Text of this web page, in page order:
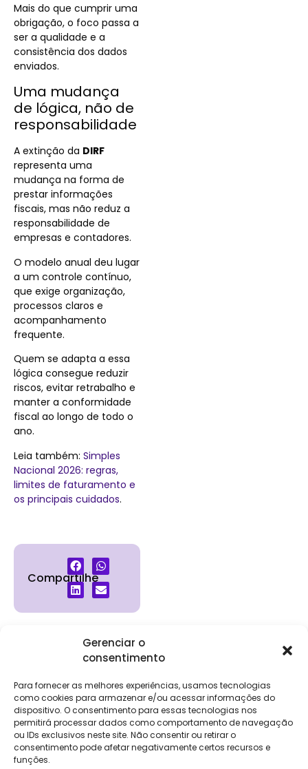
Gerenciar o
consentimento
Para fornecer as melhores experiências, usamos tecnologias
como cookies para armazenar e/ou acessar informações do
dispositivo. O consentimento para essas tecnologias nos
permitirá processar dados como comportamento de navegação
ou IDs exclusivos neste site. Não consentir ou retirar o
consentimento pode afetar negativamente certos recursos e
funções.
Mais do que cumprir uma
obrigação, o foco passa a
ser a qualidade e a
consistência dos dados
enviados.
Uma mudança
de lógica, não de
responsabilidade
A extinção da DIRF
representa uma
mudança na forma de
prestar informações
fiscais, mas não reduz a
responsabilidade de
empresas e contadores.
O modelo anual deu lugar
a um controle contínuo,
que exige organização,
processos claros e
acompanhamento
frequente.
Quem se adapta a essa
lógica consegue reduzir
riscos, evitar retrabalho e
manter a conformidade
fiscal ao longo de todo o
ano.
Leia também: Simples
Nacional 2026: regras,
limites de faturamento e
os principais cuidados.
Compartilhe
Institucional
Trabalhe
Conosco
Contato
Relatório de
Clientes
Login
Eventos
Contábeis
Holos
NG Essence
Soluções
DP e RH
NG Folha
eKeep